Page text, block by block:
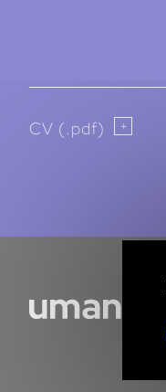
CV (.pdf)